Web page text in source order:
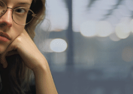
августе разных годов